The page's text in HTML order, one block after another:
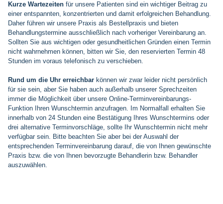
Kurze Wartezeiten für unsere Patienten sind ein wichtiger Beitrag zu
einer entspannten, konzentrierten und damit erfolgreichen Behandlung.
Daher führen wir unsere Praxis als Bestellpraxis und bieten
Behandlungstermine ausschließlich nach vorheriger Vereinbarung an.
Sollten Sie aus wichtigen oder gesundheitlichen Gründen einen Termin
nicht wahrnehmen können, bitten wir Sie, den reservierten Termin 48
Stunden im voraus telefonisch zu verschieben.
Rund um die Uhr erreichbar können wir zwar leider nicht persönlich
für sie sein, aber Sie haben auch außerhalb unserer Sprechzeiten
immer die Möglichkeit über unsere Online-Terminvereinbarungs-
Funktion Ihren Wunschtermin anzufragen. Im Normalfall erhalten Sie
innerhalb von 24 Stunden eine Bestätigung Ihres Wunschtermins oder
drei alternative Terminvorschläge, sollte Ihr Wunschtermin nicht mehr
verfügbar sein. Bitte beachten Sie aber bei der Auswahl der
entsprechenden Terminvereinbarung darauf, die von Ihnen gewünschte
Praxis bzw. die von Ihnen bevorzugte Behandlerin bzw. Behandler
auszuwählen.